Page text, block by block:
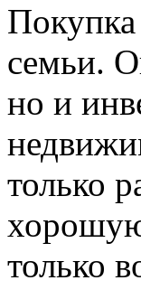
Покупка
семьи.
но и
только
только